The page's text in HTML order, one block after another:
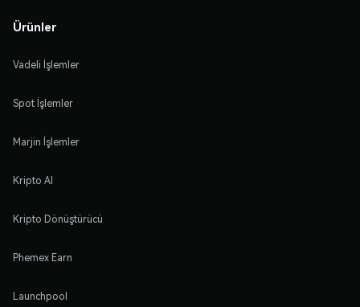
Ürünler
Vadeli İşlemler
Spot İşlemler
Marjin İşlemler
Kripto Al
Kripto Dönüştürücü
Phemex Earn
Launchpool